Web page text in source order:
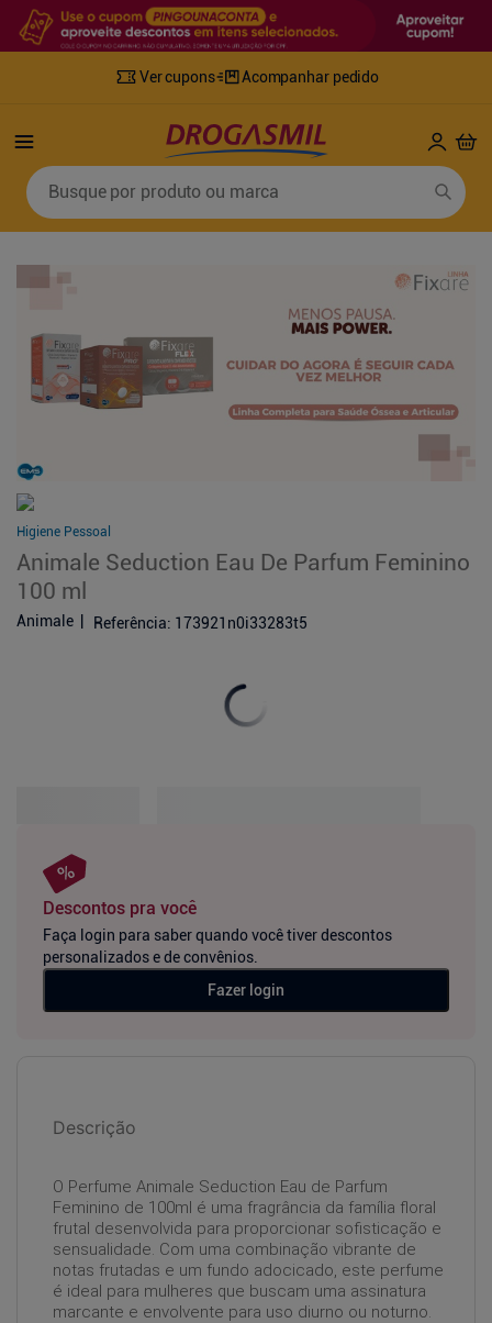
Ver cupons Acompanhar pedido
Busque por produto ou marca
Higiene Pessoal
Animale Seduction Eau De Parfum Feminino
100 ml
Animale Referência: 173921n0i33283t5
Descontos pra você
Faça login para saber quando você tiver descontos
personalizados e de convênios.
Fazer login
Descrição
O Perfume Animale Seduction Eau de Parfum
Feminino de 100ml é uma fragrância da família floral
frutal desenvolvida para proporcionar sofisticação e
sensualidade. Com uma combinação vibrante de
notas frutadas e um fundo adocicado, este perfume
é ideal para mulheres que buscam uma assinatura
marcante e envolvente para uso diurno ou noturno.
Termos mais buscados
3
5º mounjaro
fralda xg
10º shampoo